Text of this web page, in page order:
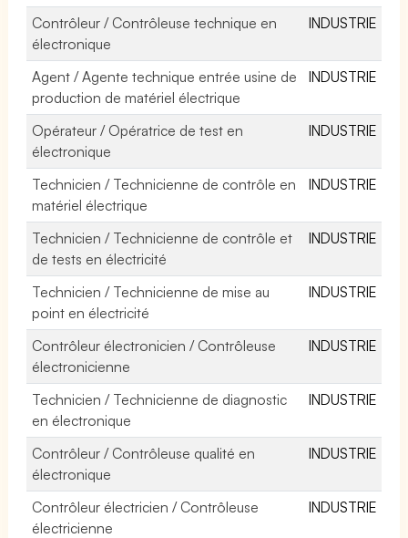
Contrôleur / Contrôleuse technique en
électronique
INDUSTRIE
Agent / Agente technique entrée usine de
production de matériel électrique
INDUSTRIE
Opérateur / Opératrice de test en
électronique
INDUSTRIE
Technicien / Technicienne de contrôle en
matériel électrique
INDUSTRIE
Technicien / Technicienne de contrôle et
de tests en électricité
INDUSTRIE
Technicien / Technicienne de mise au
point en électricité
INDUSTRIE
Contrôleur électronicien / Contrôleuse
électronicienne
INDUSTRIE
Technicien / Technicienne de diagnostic
en électronique
INDUSTRIE
Contrôleur / Contrôleuse qualité en
électronique
INDUSTRIE
Contrôleur électricien / Contrôleuse
électricienne
INDUSTRIE